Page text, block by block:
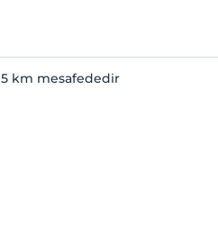
5 km mesafededir